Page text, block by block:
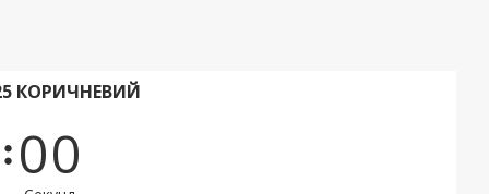
КОРИЧНЕВИЙ
00